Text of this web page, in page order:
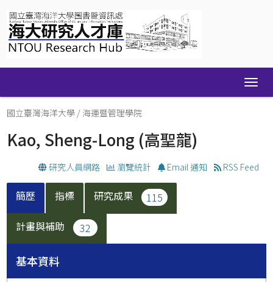
navigation
國立臺灣海洋大學 / 海運暨管理學院
Kao, Sheng-Long (高聖龍)
研究人員網路 瀏覽統計 Email 通知 RSS Feed
簡歷 指標 研究成果
115
計畫與補助
32
基本資料